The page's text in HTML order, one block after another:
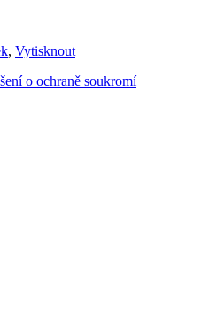
, Vytisknout
o ochraně soukromí